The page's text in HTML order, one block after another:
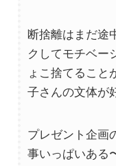
断捨離はまだ途
クしてモチベー
ょこ捨てること
子さんの文体が
プレゼント企画
事いっぱいある